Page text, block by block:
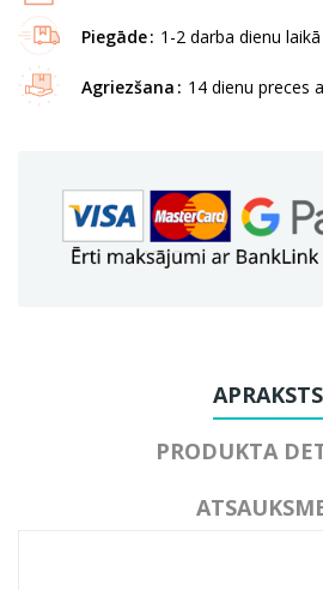
Piegāde 1-2 darba dienu
Agriezšana 14 dienu preces
APRAKSTS
PRODUKTA